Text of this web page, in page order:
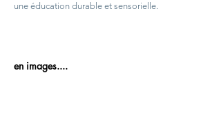
une éducation durable et sensorielle.
en images....